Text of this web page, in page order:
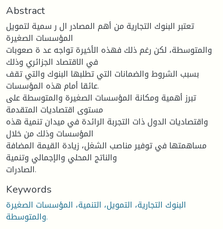
Abstract
تعتبر البنوك التجارية من أهم المصادر ال ر سمية لتمويل
المؤسسات الصغيرة
والمتوسطة، لكن رغم ذلك فهذه الأخيرة تواجه عد ة صعوبات
في الاقتصاد الجزائري وذلك
بسبب الشروط والضمانات التي تطلبها البنوك والتي تقف
عائقا أمام هذه المؤسسات.
تبرز أهمية ومكانة المؤسسات الصغيرة والمتوسطة على
مستوى اقتصاديات المتقدمة
واقتصاديات الدول ذات التجربة الرائدة في ميدان تنمية هذه
المؤسسات وذلك من خلال
مساهمتها في توفير مناصب الشغل، زيادة القيمة المضافة
والناتج المحلي والإجمالي وتنمية
الصادرات.
Keywords
البنوك التجارية، التمويل، التنمية، المؤسسات الصغيرة
والمتوسطة.